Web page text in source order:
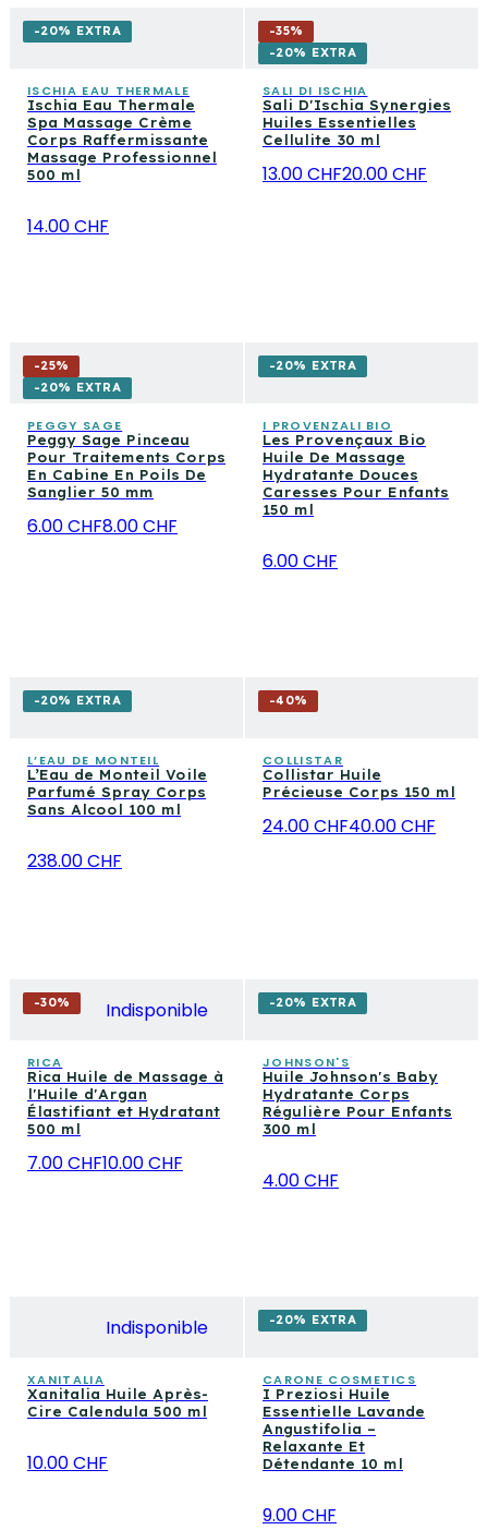
-20% EXTRA
ISCHIA EAU THERMALE
Ischia Eau Thermale
Spa Massage Crème
Corps Raffermissante
Massage Professionnel
500 ml
14.00 CHF
-35%
-20% EXTRA
SALI DI ISCHIA
Sali D'Ischia Synergies
Huiles Essentielles
Cellulite 30 ml
13.00 CHF20.00 CHF
-25%
-20% EXTRA
PEGGY SAGE
Peggy Sage Pinceau
Pour Traitements Corps
En Cabine En Poils De
Sanglier 50 mm
6.00 CHF8.00 CHF
-20% EXTRA
I PROVENZALI BIO
Les Provençaux Bio
Huile De Massage
Hydratante Douces
Caresses Pour Enfants
150 ml
6.00 CHF
-20% EXTRA
L’EAU DE MONTEIL
L’Eau de Monteil Voile
Parfumé Spray Corps
Sans Alcool 100 ml
238.00 CHF
-40%
COLLISTAR
Collistar Huile
Précieuse Corps 150 ml
24.00 CHF40.00 CHF
-30% Indisponible
RICA
Rica Huile de Massage à
l'Huile d'Argan
Élastifiant et Hydratant
500 ml
7.00 CHF10.00 CHF
-20% EXTRA
JOHNSON'S
Huile Johnson's Baby
Hydratante Corps
Régulière Pour Enfants
300 ml
4.00 CHF
Indisponible
XANITALIA
Xanitalia Huile Après-
Cire Calendula 500 ml
10.00 CHF
-20% EXTRA
CARONE COSMETICS
I Preziosi Huile
Essentielle Lavande
Angustifolia –
Relaxante Et
Détendante 10 ml
9.00 CHF